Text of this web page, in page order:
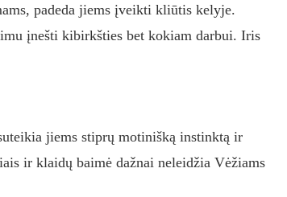
padeda jiems įveikti kliūtis kelyje.
įnešti kibirkšties bet kokiam darbui. Iris
jiems stiprų motinišką instinktą ir
ir klaidų baimė dažnai neleidžia Vėžiams